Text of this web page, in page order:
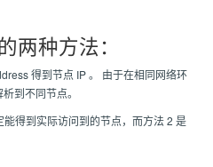
两种方法：
得到节点 IP 。 由于在相同网络环
到不同节点。
得到实际访问到的节点，而方法 2 是